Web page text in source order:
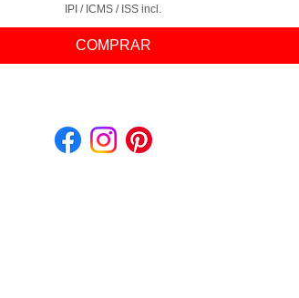
IPI / ICMS / ISS incl.
COMPRAR